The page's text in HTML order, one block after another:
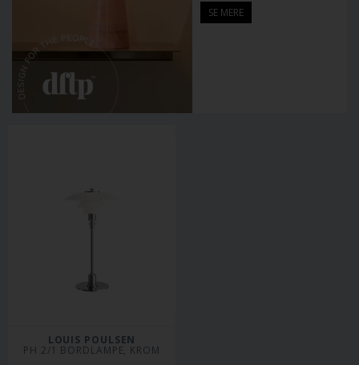
SE MERE
LOUIS POULSEN
PH 2/1 BORDLAMPE, KROM